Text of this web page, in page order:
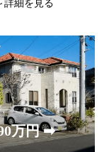
詳細を見る
万円 ➡